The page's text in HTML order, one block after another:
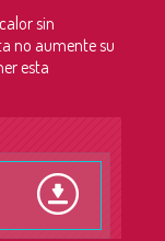
sin
no aumente su
esta